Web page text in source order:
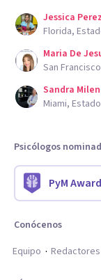
Jessica
Florida,
Maria De
San
Sandra
Miami,
Psicólogos
PyM
Conócenos
Equipo
Redactores